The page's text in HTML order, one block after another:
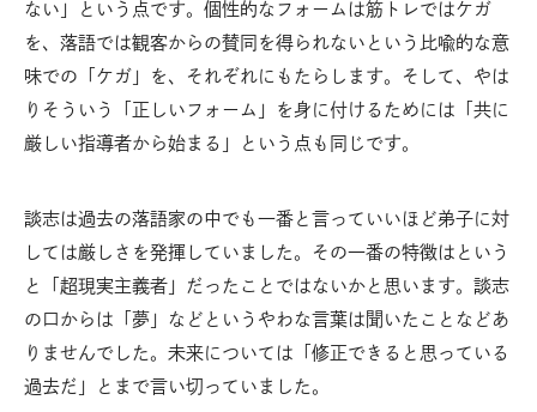
ない」という点です。個性的なフォームは筋トレではケガ
を、落語では観客からの賛同を得られないという比喩的な意
味での「ケガ」を、それぞれにもたらします。そして、やは
りそういう「正しいフォーム」を身に付けるためには「共に
厳しい指導者から始まる」という点も同じです。
談志は過去の落語家の中でも一番と言っていいほど弟子に対
しては厳しさを発揮していました。その一番の特徴はという
と「超現実主義者」だったことではないかと思います。談志
の口からは「夢」などというやわな言葉は聞いたことなどあ
りませんでした。未来については「修正できると思っている
過去だ」とまで言い切っていました。